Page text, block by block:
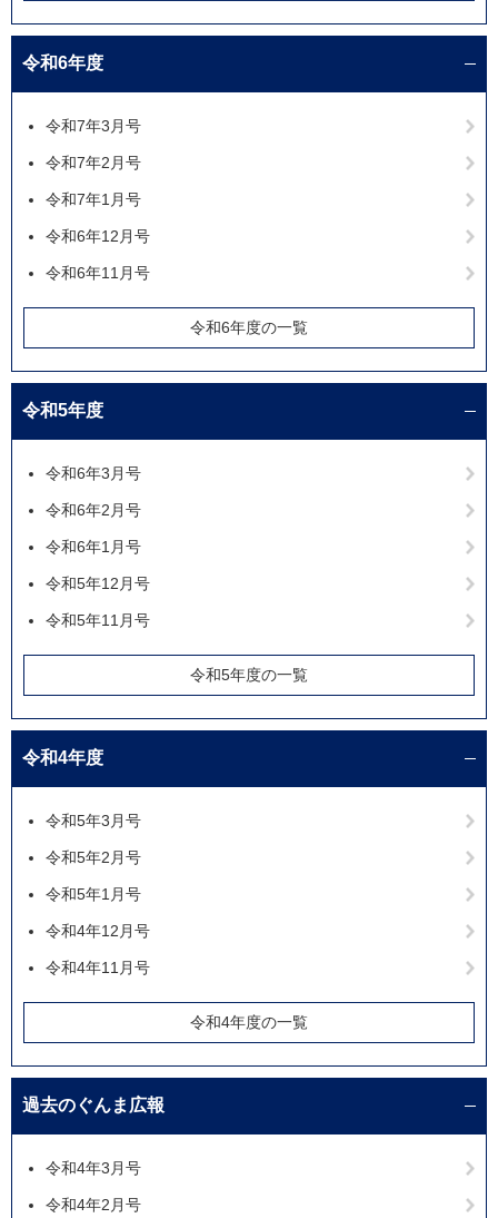
令和6年度
令和7年3月号
令和7年2月号
令和7年1月号
令和6年12月号
令和6年11月号
令和6年度の一覧
令和5年度
令和6年3月号
令和6年2月号
令和6年1月号
令和5年12月号
令和5年11月号
令和5年度の一覧
令和4年度
令和5年3月号
令和5年2月号
令和5年1月号
令和4年12月号
令和4年11月号
令和4年度の一覧
過去のぐんま広報
令和4年3月号
令和4年2月号